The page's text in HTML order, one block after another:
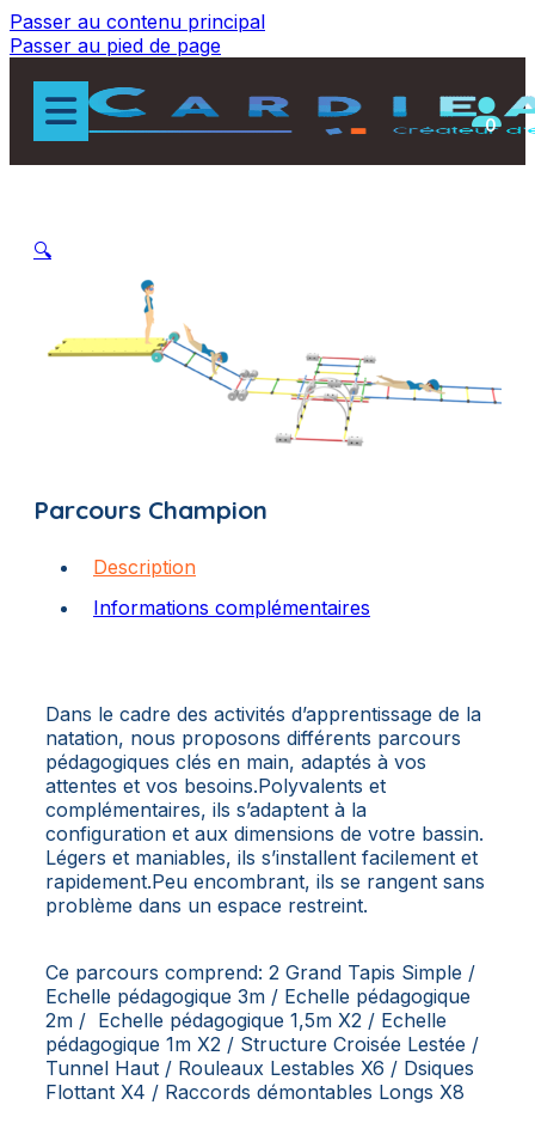
Passer au contenu principal
Passer au pied de page
0
🔍
Parcours Champion
Description
Informations complémentaires
Dans le cadre des activités d’apprentissage de la
natation, nous proposons différents parcours
pédagogiques clés en main, adaptés à vos
attentes et vos besoins.Polyvalents et
complémentaires, ils s’adaptent à la
configuration et aux dimensions de votre bassin.
Légers et maniables, ils s’installent facilement et
rapidement.Peu encombrant, ils se rangent sans
problème dans un espace restreint.
Ce parcours comprend: 2 Grand Tapis Simple /
Echelle pédagogique 3m / Echelle pédagogique
2m / Echelle pédagogique 1,5m X2 / Echelle
pédagogique 1m X2 / Structure Croisée Lestée /
Tunnel Haut / Rouleaux Lestables X6 / Dsiques
Flottant X4 / Raccords démontables Longs X8